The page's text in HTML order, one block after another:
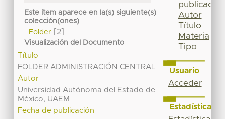
Este ítem aparece en la(s) siguiente(s)
colección(ones)
Folder[2]
Visualización del Documento
Título
FOLDER ADMINISTRACIÓN CENTRAL
Autor
Universidad Autónoma del Estado de
México, UAEM
Fecha de publicación
publicación
Autor
Título
Materia
Tipo
Usuario
Acceder
Estadísticas